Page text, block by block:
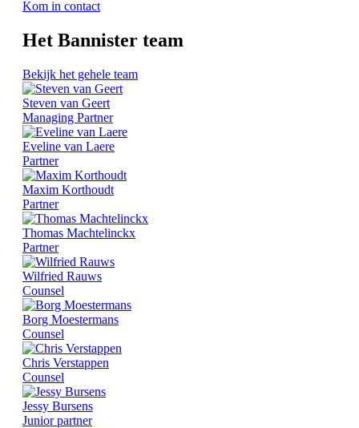
Kom in contact
Het Bannister team
Bekijk het gehele team
Steven van Geert
Managing Partner
Eveline van Laere
Partner
Maxim Korthoudt
Partner
Thomas Machtelinckx
Partner
Wilfried Rauws
Counsel
Borg Moestermans
Counsel
Chris Verstappen
Counsel
Jessy Bursens
Junior partner